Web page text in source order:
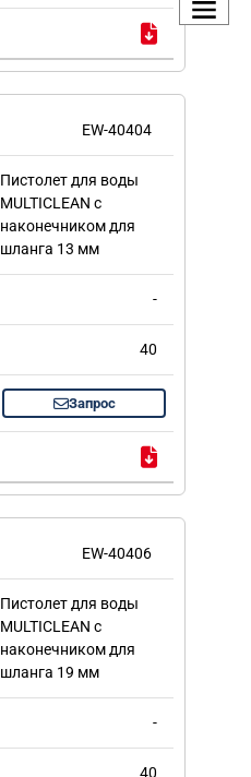
EW-40404
Пистолет для воды
MULTICLEAN с
наконечником для
шланга 13 мм
-
40
Запрос
EW-40406
Пистолет для воды
MULTICLEAN с
наконечником для
шланга 19 мм
-
40